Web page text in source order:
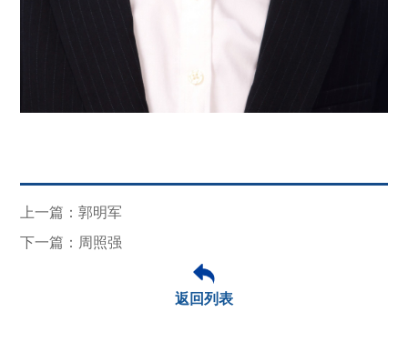
上一篇：郭明军
下一篇：周照强
返回列表